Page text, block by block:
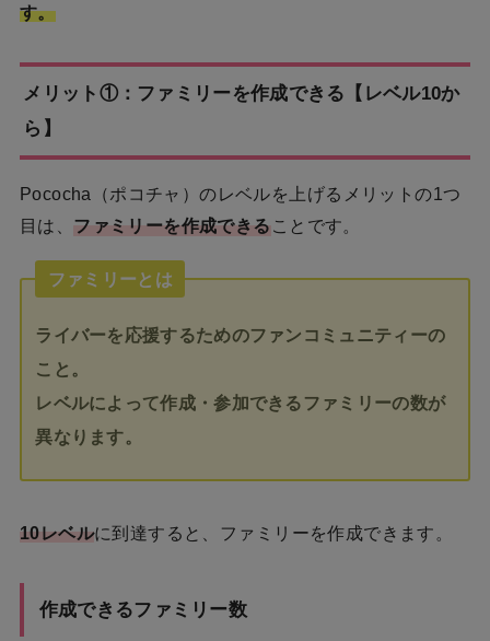
す。
メリット①：ファミリーを作成できる【レベル10か
ら】
Pococha（ポコチャ）のレベルを上げるメリットの1つ
目は、 ファミリーを作成できる ことです。
ファミリーとは
ライバーを応援するためのファンコミュニティーの
こと。
レベルによって作成・参加できるファミリーの数が
異なります。
10レベルに到達すると、ファミリーを作成できます。
作成できるファミリー数